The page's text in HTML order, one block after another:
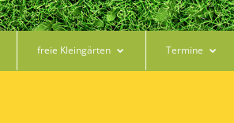
freie Kleingärten Termine